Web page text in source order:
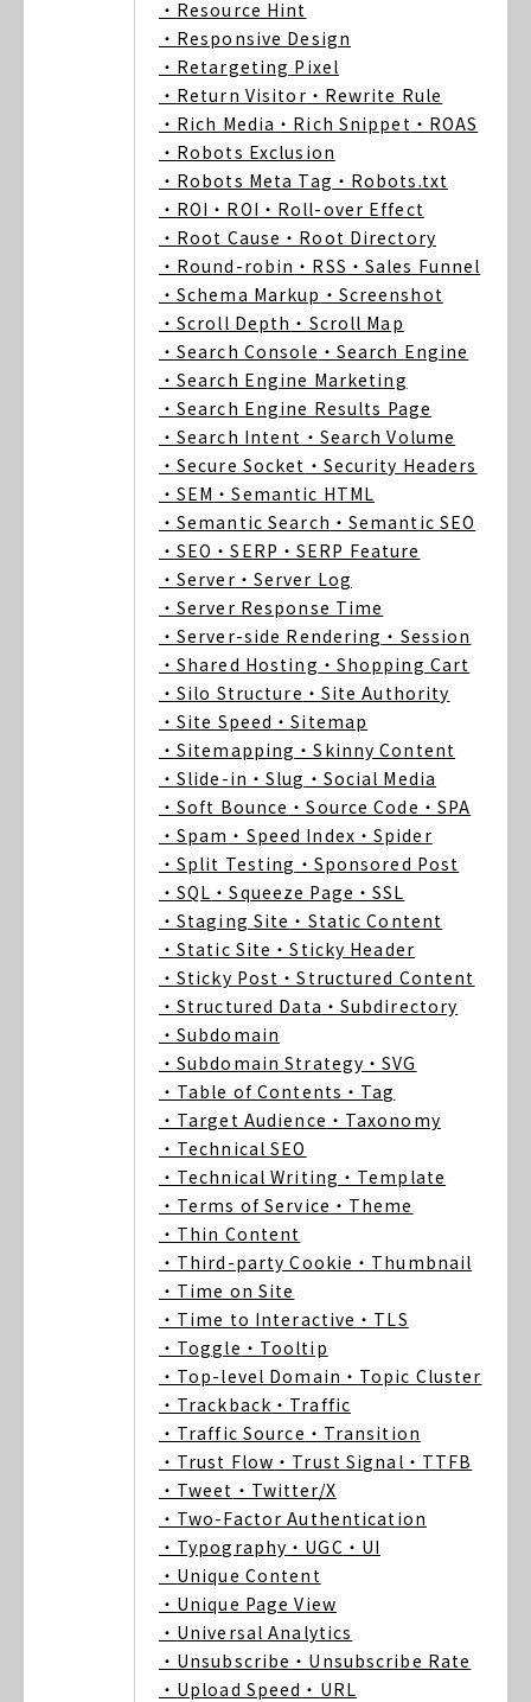
・Resource Hint
・Responsive Design
・Retargeting Pixel
・Return Visitor ・Rewrite Rule
・Rich Media ・Rich Snippet ・ROAS
・Robots Exclusion
・Robots Meta Tag ・Robots.txt
・ROI ・ROI ・Roll-over Effect
・Root Cause ・Root Directory
・Round-robin ・RSS ・Sales Funnel
・Schema Markup ・Screenshot
・Scroll Depth ・Scroll Map
・Search Console ・Search Engine
・Search Engine Marketing
・Search Engine Results Page
・Search Intent ・Search Volume
・Secure Socket ・Security Headers
・SEM ・Semantic HTML
・Semantic Search ・Semantic SEO
・SEO ・SERP ・SERP Feature
・Server ・Server Log
・Server Response Time
・Server-side Rendering ・Session
・Shared Hosting ・Shopping Cart
・Silo Structure ・Site Authority
・Site Speed ・Sitemap
・Sitemapping ・Skinny Content
・Slide-in ・Slug ・Social Media
・Soft Bounce ・Source Code ・SPA
・Spam ・Speed Index ・Spider
・Split Testing ・Sponsored Post
・SQL ・Squeeze Page ・SSL
・Staging Site ・Static Content
・Static Site ・Sticky Header
・Sticky Post ・Structured Content
・Structured Data ・Subdirectory
・Subdomain
・Subdomain Strategy ・SVG
・Table of Contents ・Tag
・Target Audience ・Taxonomy
・Technical SEO
・Technical Writing ・Template
・Terms of Service ・Theme
・Thin Content
・Third-party Cookie ・Thumbnail
・Time on Site
・Time to Interactive ・TLS
・Toggle ・Tooltip
・Top-level Domain ・Topic Cluster
・Trackback ・Traffic
・Traffic Source ・Transition
・Trust Flow ・Trust Signal ・TTFB
・Tweet ・Twitter/X
・Two-Factor Authentication
・Typography ・UGC ・UI
・Unique Content
・Unique Page View
・Universal Analytics
・Unsubscribe ・Unsubscribe Rate
・Upload Speed ・URL